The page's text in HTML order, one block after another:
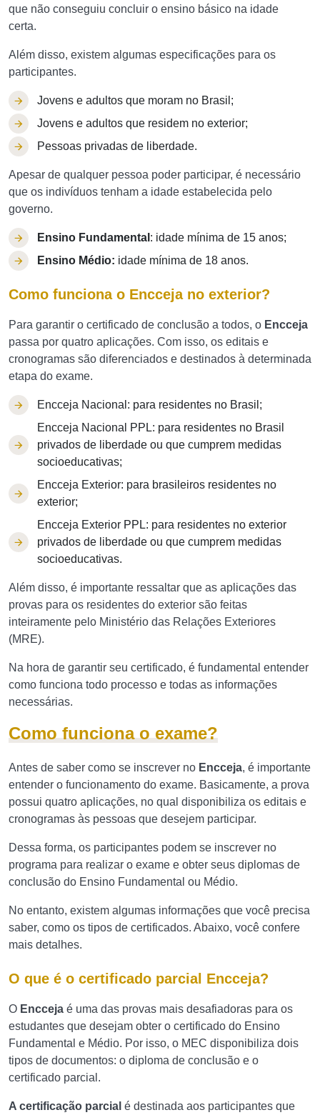
que não conseguiu concluir o ensino básico na idade
certa.
Além disso, existem algumas especificações para os
participantes.
Jovens e adultos que moram no Brasil;
Jovens e adultos que residem no exterior;
Pessoas privadas de liberdade.
Apesar de qualquer pessoa poder participar, é necessário
que os indivíduos tenham a idade estabelecida pelo
governo.
Ensino Fundamental : idade mínima de 15 anos;
Ensino Médio: idade mínima de 18 anos.
Como funciona o Encceja no exterior?
Para garantir o certificado de conclusão a todos, o Encceja
passa por quatro aplicações. Com isso, os editais e
cronogramas são diferenciados e destinados à determinada
etapa do exame.
Encceja Nacional: para residentes no Brasil;
Encceja Nacional PPL: para residentes no Brasil
privados de liberdade ou que cumprem medidas
socioeducativas;
Encceja Exterior: para brasileiros residentes no
exterior;
Encceja Exterior PPL: para residentes no exterior
privados de liberdade ou que cumprem medidas
socioeducativas.
Além disso, é importante ressaltar que as aplicações das
provas para os residentes do exterior são feitas
inteiramente pelo Ministério das Relações Exteriores
(MRE).
Na hora de garantir seu certificado, é fundamental entender
como funciona todo processo e todas as informações
necessárias.
Como funciona o exame?
Antes de saber como se inscrever no Encceja, é importante
entender o funcionamento do exame. Basicamente, a prova
possui quatro aplicações, no qual disponibiliza os editais e
cronogramas às pessoas que desejem participar.
Dessa forma, os participantes podem se inscrever no
programa para realizar o exame e obter seus diplomas de
conclusão do Ensino Fundamental ou Médio.
No entanto, existem algumas informações que você precisa
saber, como os tipos de certificados. Abaixo, você confere
mais detalhes.
O que é o certificado parcial Encceja?
O Encceja é uma das provas mais desafiadoras para os
estudantes que desejam obter o certificado do Ensino
Fundamental e Médio. Por isso, o MEC disponibiliza dois
tipos de documentos: o diploma de conclusão e o
certificado parcial.
A certificação parcial é destinada aos participantes que